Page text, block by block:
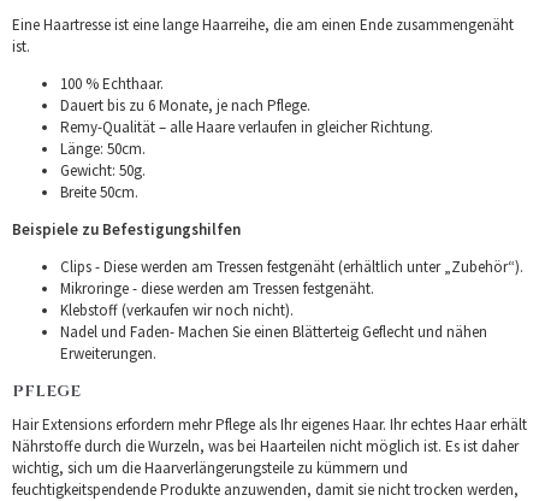
Eine Haartresse ist eine lange Haarreihe, die am einen Ende zusammengenäht
ist.
100 % Echthaar.
Dauert bis zu 6 Monate, je nach Pflege.
Remy-Qualität – alle Haare verlaufen in gleicher Richtung.
Länge: 50cm.
Gewicht: 50g.
Breite 50cm.
Beispiele zu Befestigungshilfen
Clips - Diese werden am Tressen festgenäht (erhältlich unter „Zubehör“).
Mikroringe - diese werden am Tressen festgenäht.
Klebstoff (verkaufen wir noch nicht).
Nadel und Faden- Machen Sie einen Blätterteig Geflecht und nähen
Erweiterungen.
PFLEGE
Hair Extensions erfordern mehr Pflege als Ihr eigenes Haar. Ihr echtes Haar erhält
Nährstoffe durch die Wurzeln, was bei Haarteilen nicht möglich ist. Es ist daher
wichtig, sich um die Haarverlängerungsteile zu kümmern und
feuchtigkeitspendende Produkte anzuwenden, damit sie nicht trocken werden,